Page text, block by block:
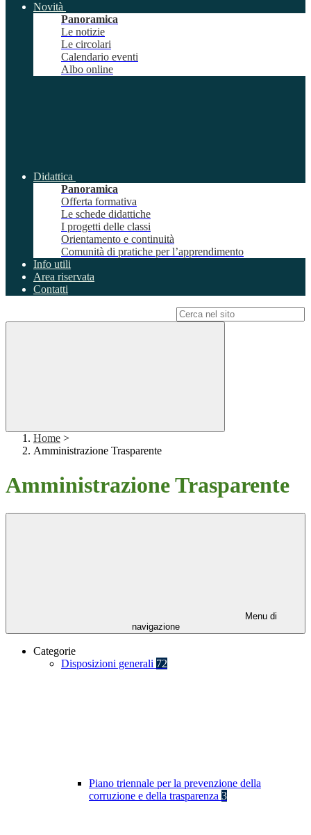
Novità
Panoramica
Le notizie
Le circolari
Calendario eventi
Albo online
Didattica
Panoramica
Offerta formativa
Le schede didattiche
I progetti delle classi
Orientamento e continuità
Comunità di pratiche per l’apprendimento
Info utili
Area riservata
Contatti
Home >
Amministrazione Trasparente
Amministrazione Trasparente
Menu di
navigazione
Categorie
Disposizioni generali 72
Piano triennale per la prevenzione della
corruzione e della trasparenza 3